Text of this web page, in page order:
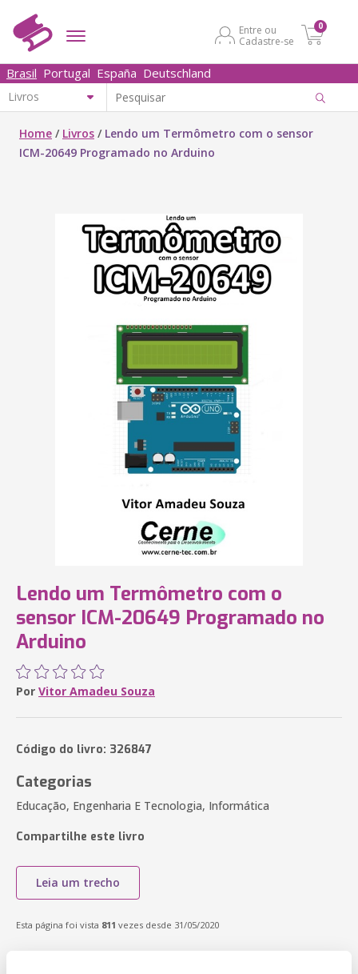
Entre ou
Cadastre-se
0
Brasil Portugal España Deutschland
Home / Livros / Lendo um Termômetro com o sensor
ICM-20649 Programado no Arduino
Lendo um Termômetro com o
sensor ICM-20649 Programado no
Arduino
Por Vitor Amadeu Souza
Código do livro: 326847
Categorias
Educação, Engenharia E Tecnologia, Informática
Compartilhe este livro
Leia um trecho
Esta página foi vista 811 vezes desde 31/05/2020